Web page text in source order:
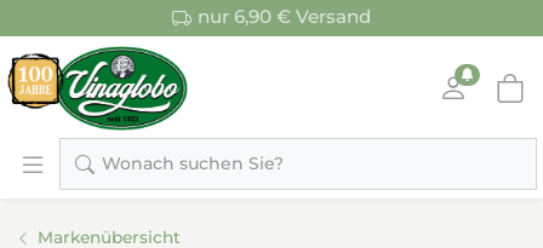
nur 6,90 € Versand
Wonach suchen Sie?
Markenübersicht